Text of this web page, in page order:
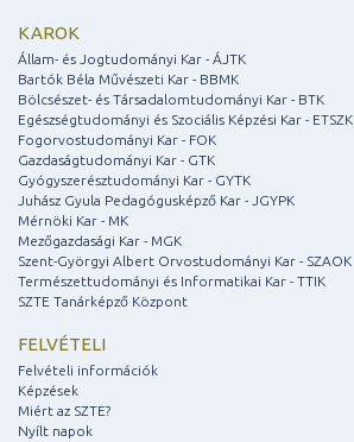
KAROK
Állam- és Jogtudományi Kar - ÁJTK
Bartók Béla Művészeti Kar - BBMK
Bölcsészet- és Társadalomtudományi Kar - BTK
Egészségtudományi és Szociális Képzési Kar - ETSZK
Fogorvostudományi Kar - FOK
Gazdaságtudományi Kar - GTK
Gyógyszerésztudományi Kar - GYTK
Juhász Gyula Pedagógusképző Kar - JGYPK
Mérnöki Kar - MK
Mezőgazdasági Kar - MGK
Szent-Györgyi Albert Orvostudományi Kar - SZAOK
Természettudományi és Informatikai Kar - TTIK
SZTE Tanárképző Központ
FELVÉTELI
Felvételi információk
Képzések
Miért az SZTE?
Nyílt napok